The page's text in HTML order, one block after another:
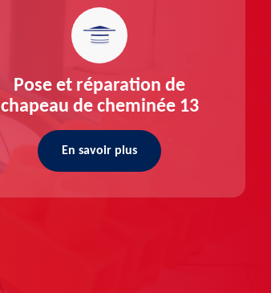
Pose et réparation de
chapeau de cheminée 13
En savoir plus